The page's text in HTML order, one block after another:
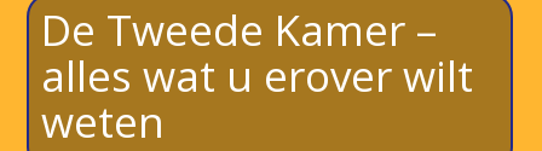
De Tweede Kamer –
alles wat u erover wilt
weten